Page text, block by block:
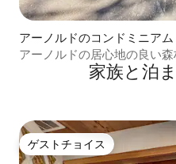
アーノルドのコンドミニアム
アーノルドの居心地の良い
ーム2室とパティオ付き
家族と泊
ゲストチョイス
ゲストチョイス